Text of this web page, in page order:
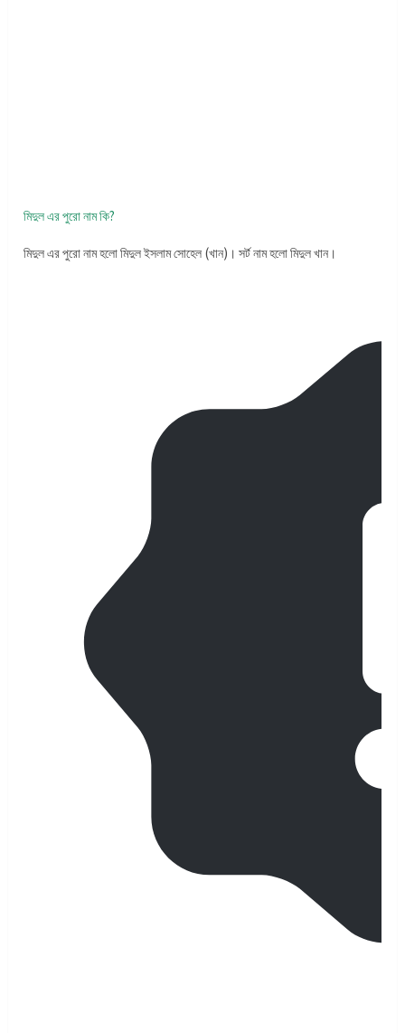
মিদুল এর পুরো নাম কি?
মিদুল এর পুরো নাম হলো মিদুল ইসলাম সোহেল (খান)। সর্ট নাম হলো মিদুল খান।